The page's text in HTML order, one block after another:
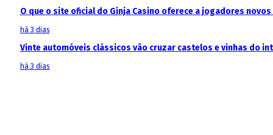
O que o site oficial do Ginja Casino oferece a jogadores
há 3 dias
Vinte automóveis clássicos vão cruzar castelos e vinhas do
há 3 dias